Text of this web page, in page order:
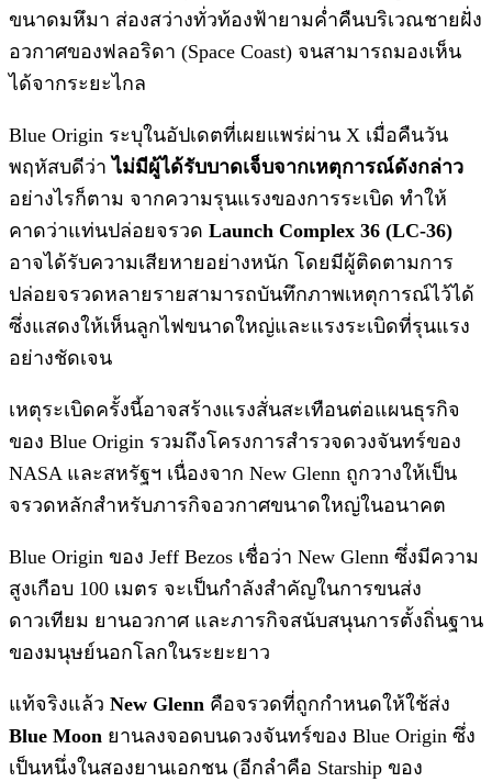
ขนาดมหึมา ส่องสว่างทั่วท้องฟ้ายามค่ำคืนบริเวณชายฝั่ง
อวกาศของฟลอริดา (Space Coast) จนสามารถมองเห็น
ได้จากระยะไกล
Blue Origin ระบุในอัปเดตที่เผยแพร่ผ่าน X เมื่อคืนวัน
พฤหัสบดีว่าไม่มีผู้ได้รับบาดเจ็บจากเหตุการณ์ดังกล่าว
อย่างไรก็ตาม จากความรุนแรงของการระเบิด ทำให้
คาดว่าแท่นปล่อยจรวด Launch Complex 36 (LC-36)
อาจได้รับความเสียหายอย่างหนัก โดยมีผู้ติดตามการ
ปล่อยจรวดหลายรายสามารถบันทึกภาพเหตุการณ์ไว้ได้
ซึ่งแสดงให้เห็นลูกไฟขนาดใหญ่และแรงระเบิดที่รุนแรง
อย่างชัดเจน
เหตุระเบิดครั้งนี้อาจสร้างแรงสั่นสะเทือนต่อแผนธุรกิจ
ของ Blue Origin รวมถึงโครงการสำรวจดวงจันทร์ของ
NASA และสหรัฐฯ เนื่องจาก New Glenn ถูกวางให้เป็น
จรวดหลักสำหรับภารกิจอวกาศขนาดใหญ่ในอนาคต
Blue Origin ของ Jeff Bezos เชื่อว่า New Glenn ซึ่งมีความ
สูงเกือบ 100 เมตร จะเป็นกำลังสำคัญในการขนส่ง
ดาวเทียม ยานอวกาศ และภารกิจสนับสนุนการตั้งถิ่นฐาน
ของมนุษย์นอกโลกในระยะยาว
แท้จริงแล้ว New Glenn คือจรวดที่ถูกกำหนดให้ใช้ส่ง
Blue Moon ยานลงจอดบนดวงจันทร์ของ Blue Origin ซึ่ง
เป็นหนึ่งในสองยานเอกชน (อีกลำคือ Starship ของ